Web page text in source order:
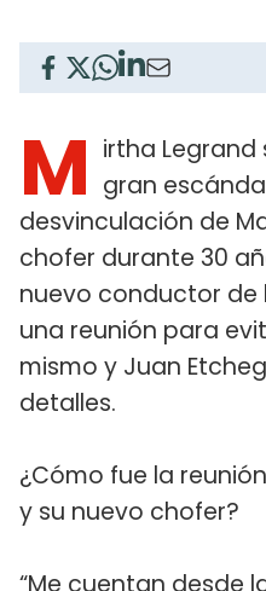
M irtha Legrand
gran
desvinculación de
chofer durante 30
nuevo conductor
una reunión para
mismo y Juan
detalles.
¿Cómo fue la
y su nuevo chofer?
“Me cuentan desde